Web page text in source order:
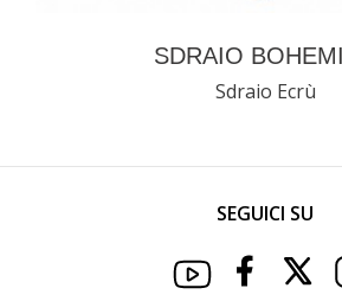
SDRAIO
Sdraio Ecrù
SEGUICI SU